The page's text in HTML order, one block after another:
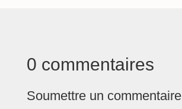
0 commentaires
Soumettre un commentaire